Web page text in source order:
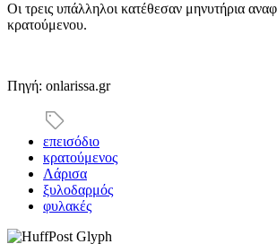
Οι τρεις υπάλληλοι κατέθεσαν μηνυτήρια
κρατούμενου.
Πηγή: onlarissa.gr
επεισόδιο
κρατούμενος
Λάρισα
ξυλοδαρμός
φυλακές